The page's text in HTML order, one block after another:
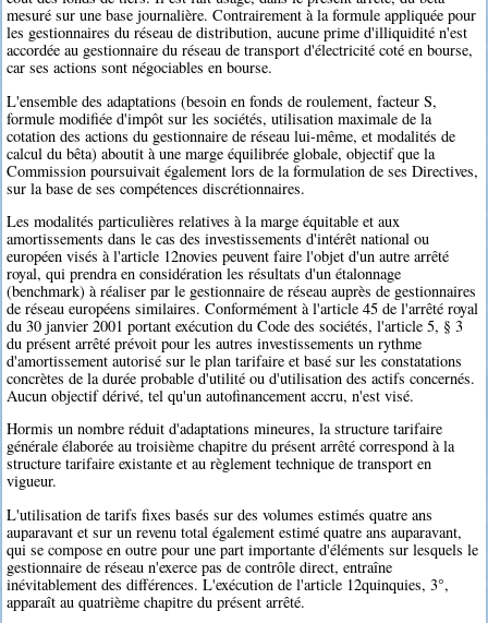
mesuré sur une base journalière. Contrairement à la formule appliquée pour
les gestionnaires du réseau de distribution, aucune prime d'illiquidité n'est
accordée au gestionnaire du réseau de transport d'électricité coté en bourse,
car ses actions sont négociables en bourse.
L'ensemble des adaptations (besoin en fonds de roulement, facteur S,
formule modifiée d'impôt sur les sociétés, utilisation maximale de la
cotation des actions du gestionnaire de réseau lui-même, et modalités de
calcul du bêta) aboutit à une marge équilibrée globale, objectif que la
Commission poursuivait également lors de la formulation de ses Directives,
sur la base de ses compétences discrétionnaires.
Les modalités particulières relatives à la marge équitable et aux
amortissements dans le cas des investissements d'intérêt national ou
européen visés à l'article 12novies peuvent faire l'objet d'un autre arrêté
royal, qui prendra en considération les résultats d'un étalonnage
(benchmark) à réaliser par le gestionnaire de réseau auprès de gestionnaires
de réseau européens similaires. Conformément à l'article 45 de l'arrêté royal
du 30 janvier 2001 portant exécution du Code des sociétés, l'article 5, § 3
du présent arrêté prévoit pour les autres investissements un rythme
d'amortissement autorisé sur le plan tarifaire et basé sur les constatations
concrètes de la durée probable d'utilité ou d'utilisation des actifs concernés.
Aucun objectif dérivé, tel qu'un autofinancement accru, n'est visé.
Hormis un nombre réduit d'adaptations mineures, la structure tarifaire
générale élaborée au troisième chapitre du présent arrêté correspond à la
structure tarifaire existante et au règlement technique de transport en
vigueur.
L'utilisation de tarifs fixes basés sur des volumes estimés quatre ans
auparavant et sur un revenu total également estimé quatre ans auparavant,
qui se compose en outre pour une part importante d'éléments sur lesquels le
gestionnaire de réseau n'exerce pas de contrôle direct, entraîne
inévitablement des différences. L'exécution de l'article 12quinquies, 3°,
apparaît au quatrième chapitre du présent arrêté.